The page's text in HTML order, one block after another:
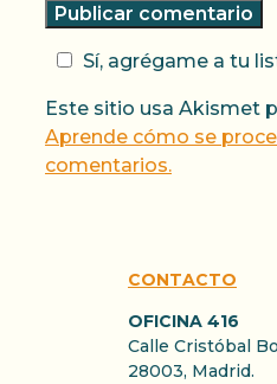
Sí, agrégame a tu
Este sitio usa Akismet
Aprende cómo se
comentarios.
CONTACTO
OFICINA 416
Calle Cristóbal
28003, Madrid.